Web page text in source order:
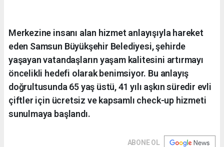
Merkezine insanı alan hizmet anlayışıyla hareket
eden Samsun Büyükşehir Belediyesi, şehirde
yaşayan vatandaşların yaşam kalitesini artırmayı
öncelikli hedefi olarak benimsiyor. Bu anlayış
doğrultusunda 65 yaş üstü, 41 yılı aşkın süredir evli
çiftler için ücretsiz ve kapsamlı check-up hizmeti
sunulmaya başlandı.
ABONE OL